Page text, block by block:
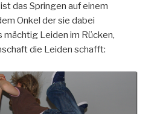
das Springen auf einem
Onkel der sie dabei
Leiden im Rücken,
die Leiden schafft: